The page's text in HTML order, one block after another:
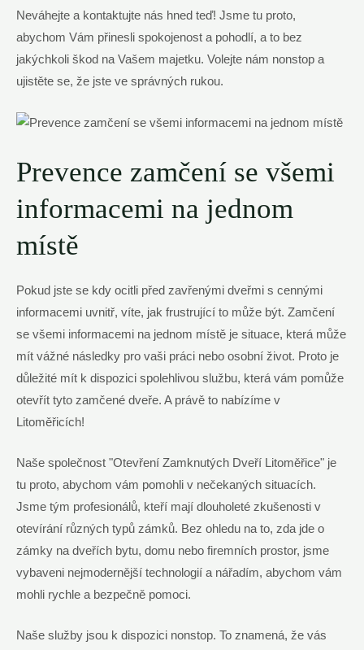
Neváhejte a kontaktujte nás hned teď! Jsme tu proto,
abychom Vám přinesli spokojenost a pohodlí, a to bez
jakýchkoli škod na Vašem majetku. Volejte nám nonstop a
ujistěte se, že jste ve správných rukou.
Prevence zamčení se všemi
informacemi na jednom
místě
Pokud jste se kdy ocitli před zavřenými dveřmi s cennými
informacemi uvnitř, víte, jak frustrující to může být. Zamčení
se všemi informacemi na jednom místě je situace, která může
mít vážné následky pro vaši práci nebo osobní život. Proto je
důležité mít k dispozici spolehlivou službu, která vám pomůže
otevřít tyto zamčené dveře. A právě to nabízíme v
Litoměřicích!
Naše společnost "Otevření Zamknutých Dveří Litoměřice" je
tu proto, abychom vám pomohli v nečekaných situacích.
Jsme tým profesionálů, kteří mají dlouholeté zkušenosti v
otevírání různých typů zámků. Bez ohledu na to, zda jde o
zámky na dveřích bytu, domu nebo firemních prostor, jsme
vybaveni nejmodernější technologií a nářadím, abychom vám
mohli rychle a bezpečně pomoci.
Naše služby jsou k dispozici nonstop. To znamená, že vás